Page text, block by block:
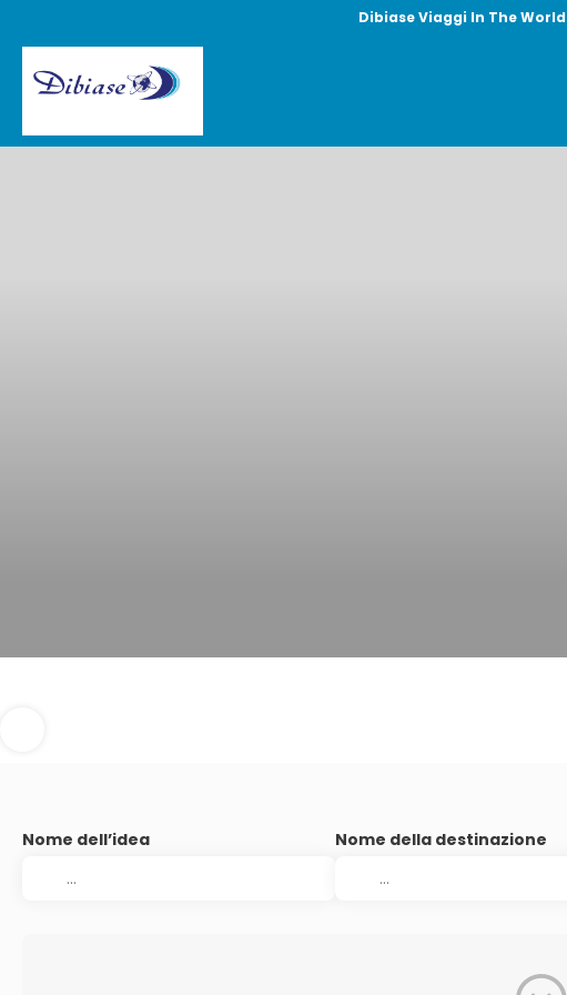
Dibiase Viaggi In The World
Nome dell’idea Nome della destinazione